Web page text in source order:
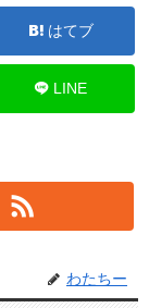
はてブ
LINE
わたちー